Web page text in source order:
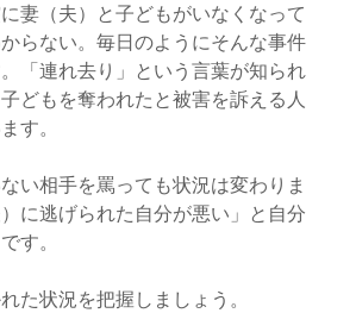
妻（夫）と子どもがいなくなって
らない。毎日のようにそんな事件
「連れ去り」という言葉が知られ
どもを奪われたと被害を訴える人
す。
い相手を罵っても状況は変わりま
に逃げられた自分が悪い」と自分
す。
た状況を把握しましょう。